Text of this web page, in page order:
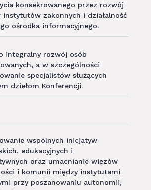
konsekrowanego przez rozwój
instytutów zakonnych i działalność
ośrodka informacyjnego.
integralny rozwój osób
a w szczególności
specjalistów służących
dziełom Konferencji.
wspólnych inicjatyw
edukacyjnych i
oraz umacnianie więzów
i komunii między instytutami
przy poszanowaniu autonomii,